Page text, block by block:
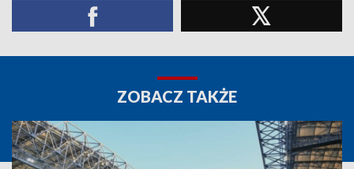
ZOBACZ TAKŻE